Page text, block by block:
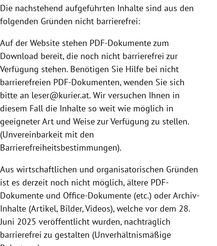
Die nachstehend aufgeführten Inhalte sind aus den
folgenden Gründen nicht barrierefrei:
Auf der Website stehen PDF-Dokumente zum
Download bereit, die noch nicht barrierefrei zur
Verfügung stehen. Benötigen Sie Hilfe bei nicht
barrierefreien PDF-Dokumenten, wenden Sie sich
bitte an leser@kurier.at. Wir versuchen Ihnen in
diesem Fall die Inhalte so weit wie möglich in
geeigneter Art und Weise zur Verfügung zu stellen.
(Unvereinbarkeit mit den
Barrierefreiheitsbestimmungen).
Aus wirtschaftlichen und organisatorischen Gründen
ist es derzeit noch nicht möglich, ältere PDF-
Dokumente und Office-Dokumente (etc.) oder Archiv-
Inhalte (Artikel, Bilder, Videos), welche vor dem 28.
Juni 2025 veröffentlicht wurden, nachträglich
barrierefrei zu gestalten (Unverhältnismäßige